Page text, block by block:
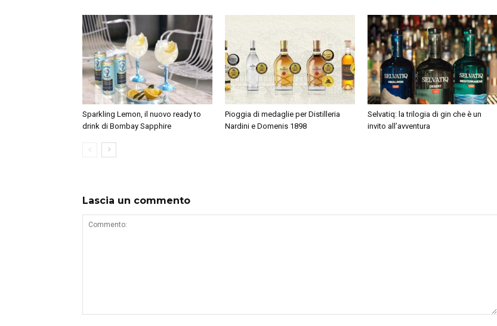
Sparkling Lemon, il nuovo ready to
drink di Bombay Sapphire
Pioggia di medaglie per Distilleria
Nardini e Domenis 1898
Selvatiq: la trilogia di gin che è un
invito all’avventura
Lascia un commento